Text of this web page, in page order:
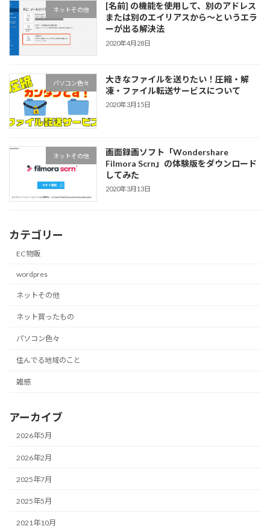
ネットその他
[名前] の機能を使用して、別のアドレス
または別のエイリアスから～というエラ
ーが出る解決法
2020年4月28日
パソコン色々
大きなファイルを送りたい！圧縮・解
凍・ファイル転送サービスについて
2020年3月15日
ネットその他
画面録画ソフト「Wondershare
Filmora Scrn」の体験版をダウンロード
してみた
2020年3月13日
カテゴリー
EC物販
wordpres
ネットその他
ネット買ったもの
パソコン色々
住んでる地域のこと
雑感
アーカイブ
2026年5月
2026年2月
2025年7月
2025年5月
2021年10月